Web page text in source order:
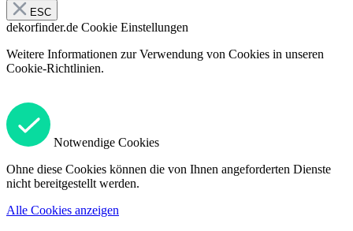
ESC
dekorfinder.de Cookie Einstellungen
Weitere Informationen zur Verwendung von Cookies in unseren
Cookie-Richtlinien.
Notwendige Cookies
Ohne diese Cookies können die von Ihnen angeforderten Dienste
nicht bereitgestellt werden.
Alle Cookies anzeigen